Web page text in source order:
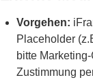
Vorgehen:
Placeholder
bitte
Zustimmung